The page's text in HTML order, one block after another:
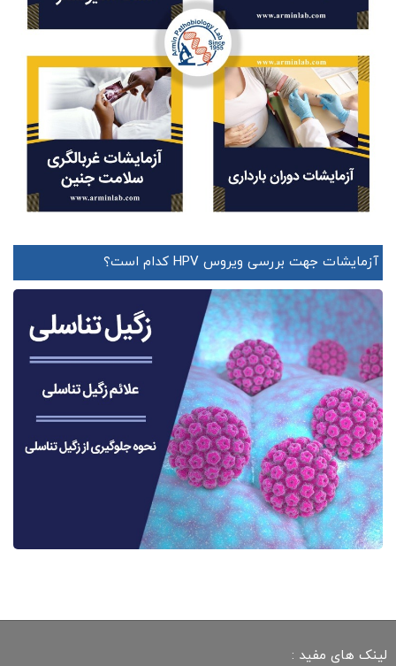
آزمایشات جهت بررسی ویروس HPV کدام است؟
لینک های مفید :